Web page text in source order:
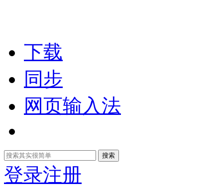
下载
同步
网页输入法
搜索
登录注册